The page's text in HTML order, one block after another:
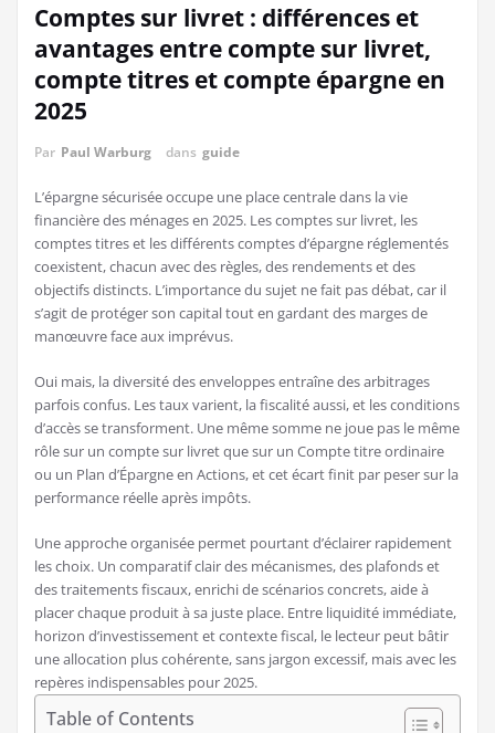
Comptes sur livret : différences et
avantages entre compte sur livret,
compte titres et compte épargne en
2025
Par Paul Warburg dans guide
L’épargne sécurisée occupe une place centrale dans la vie
financière des ménages en 2025. Les comptes sur livret, les
comptes titres et les différents comptes d’épargne réglementés
coexistent, chacun avec des règles, des rendements et des
objectifs distincts. L’importance du sujet ne fait pas débat, car il
s’agit de protéger son capital tout en gardant des marges de
manœuvre face aux imprévus.
Oui mais, la diversité des enveloppes entraîne des arbitrages
parfois confus. Les taux varient, la fiscalité aussi, et les conditions
d’accès se transforment. Une même somme ne joue pas le même
rôle sur un compte sur livret que sur un Compte titre ordinaire
ou un Plan d’Épargne en Actions, et cet écart finit par peser sur la
performance réelle après impôts.
Une approche organisée permet pourtant d’éclairer rapidement
les choix. Un comparatif clair des mécanismes, des plafonds et
des traitements fiscaux, enrichi de scénarios concrets, aide à
placer chaque produit à sa juste place. Entre liquidité immédiate,
horizon d’investissement et contexte fiscal, le lecteur peut bâtir
une allocation plus cohérente, sans jargon excessif, mais avec les
repères indispensables pour 2025.
Table of Contents